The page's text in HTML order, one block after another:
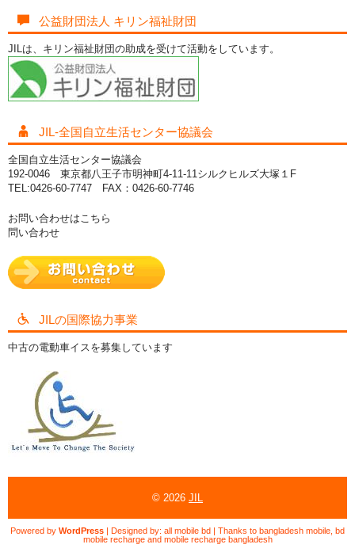
公益財団法人 キリン福祉財団
JILは、キリン福祉財団の助成を受けて活動をしています。
JIL-全国自立生活センター協議会
全国自立生活センター協議会
192-0046 東京都八王子市明神町4-11-11シルクヒルズ大塚１F
TEL:0426-60-7747 FAX：0426-60-7746
お問い合わせはこちら
問い合わせ
JILの国際協力事業
中古の電動車イスを募集しています
© 2026 JIL
Powered by WordPress | Designed by: all mobile bd | Thanks to bangladesh mobile bd
mobile rechargeand mobile recharge bangladesh